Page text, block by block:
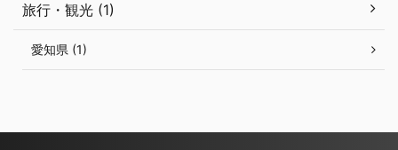
旅行・観光 (1)
愛知県 (1)